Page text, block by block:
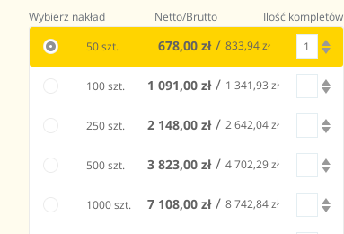
Wybierz nakład Netto/Brutto
Ilość kompletów
50 szt.
678,00 zł 833,94 zł 1
100 szt. 1 091,00 zł 1 341,93 zł
250 szt. 2 148,00 zł 2 642,04 zł
500 szt. 3 823,00 zł 4 702,29 zł
1000 szt. 7 108,00 zł 8 742,84 zł